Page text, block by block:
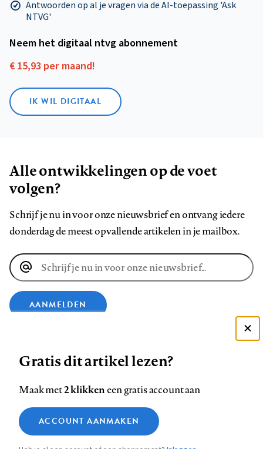
Antwoorden op al je vragen via de AI-toepassing 'Ask
NTVG'
Neem het digitaal ntvg abonnement
€ 15,93 per maand!
IK WIL DIGITAAL
Alle ontwikkelingen op de voet
volgen?
Schrijf je nu in voor onze nieuwsbrief en ontvang iedere
donderdag de meest opvallende artikelen in je mailbox.
E-
mailadres
AANMELDEN
op
Facebook
op
LinkedIn
op
Bluesky
ons
op
InstagramYouTube
Footer
Contact Colofon Disclaimer Privacy
Medische vragen verdienen
betrouwbare antwoorden
Zie onze cookie policy
Analytische cookies
Gratis dit artikel lezen?
Maak met2 klikkeneen gratis account aan
ACCOUNT AANMAKEN